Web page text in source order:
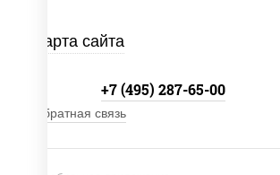
Карта сайта
+7 (495) 287-65-00
Обратная связь